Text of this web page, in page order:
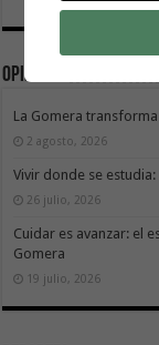
Opinión
La Gomera
2 agosto, 2026
Vivir donde se
26 julio, 2026
Cuidar es avanzar: el
Gomera
19 julio, 2026